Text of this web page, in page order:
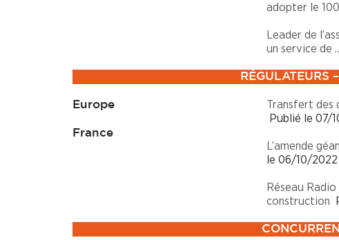
adopter le
Leader de
un service de
RÉGULATEURS
Europe
France
Transfert des
Publié le 07/
L’amende
le 06/10/2022
Réseau
construction